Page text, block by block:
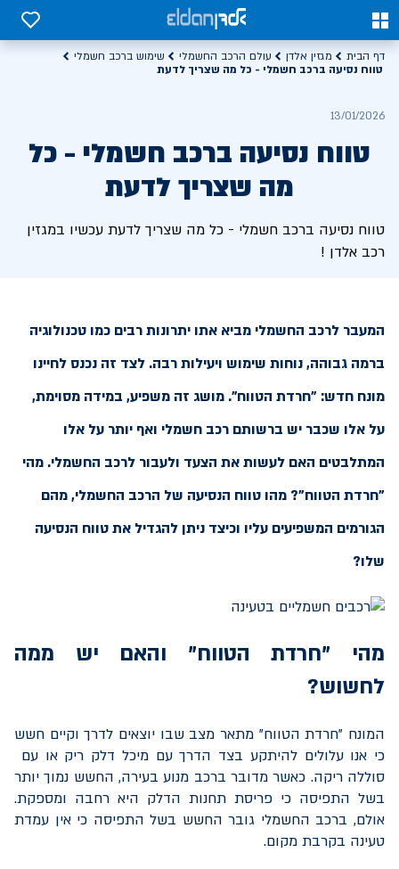
0
0
דף הבית מגזין אלדן עולם הרכב החשמלי
שימוש ברכב חשמלי
טווח נסיעה ברכב חשמלי - כל מה שצריך לדעת
13/01/2026
טווח נסיעה ברכב חשמלי - כל
מה שצריך לדעת
טווח נסיעה ברכב חשמלי - כל מה שצריך לדעת עכשיו במגזין
רכב אלדן !
המעבר לרכב החשמלי מביא אתו יתרונות רבים כמו טכנולוגיה
ברמה גבוהה, נוחות שימוש ויעילות רבה. לצד זה נכנס לחיינו
מונח חדש: "חרדת הטווח". מושג זה משפיע, במידה מסוימת,
על אלו שכבר יש ברשותם רכב חשמלי ואף יותר על אלו
המתלבטים האם לעשות את הצעד ולעבור לרכב החשמלי. מהי
"חרדת הטווח"? מהו טווח הנסיעה של הרכב החשמלי, מהם
הגורמים המשפיעים עליו וכיצד ניתן להגדיל את טווח הנסיעה
שלו?
מהי "חרדת הטווח" והאם יש ממה
לחשוש?
המונח "חרדת הטווח" מתאר מצב שבו יוצאים לדרך וקיים חשש
כי אנו עלולים להיתקע בצד הדרך עם מיכל דלק ריק או עם
סוללה ריקה. כאשר מדובר ברכב מנוע בעירה, החשש נמוך יותר
בשל התפיסה כי פריסת תחנות הדלק היא רחבה ומספקת.
אולם, ברכב החשמלי גובר החשש בשל התפיסה כי אין עמדת
טעינה בקרבת מקום.